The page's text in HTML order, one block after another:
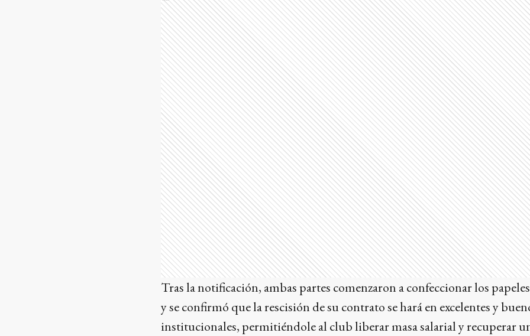
Tras la notificación, ambas partes comenzaron a confeccionar los
y se confirmó que la rescisión de su contrato se hará en excelentes y
institucionales, permitiéndole al club liberar masa salarial y recuperar